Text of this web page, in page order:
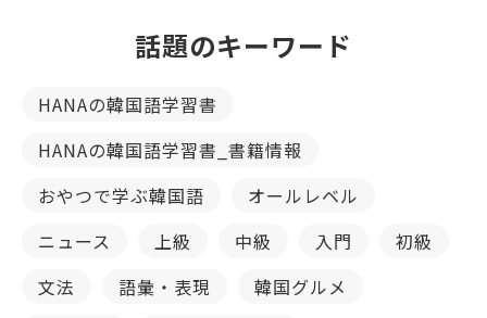
話題のキーワード
HANAの韓国語学習書
HANAの韓国語学習書_書籍情報
おやつで学ぶ韓国語
オールレベル
ニュース
上級 中級 入門
初級
文法
語彙・表現
韓国グルメ